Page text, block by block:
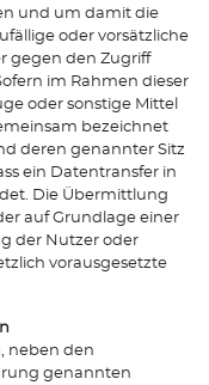
und um damit die
oder vorsätzliche
gegen den Zugriff
im Rahmen dieser
oder sonstige Mittel
bezeichnet
deren genannter Sitz
ein Datentransfer in
Die Übermittlung
auf Grundlage einer
der Nutzer oder
vorausgesetzte
neben den
genannten